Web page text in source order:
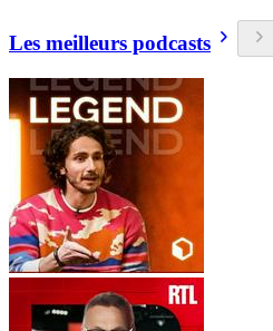
Les meilleurs podcasts